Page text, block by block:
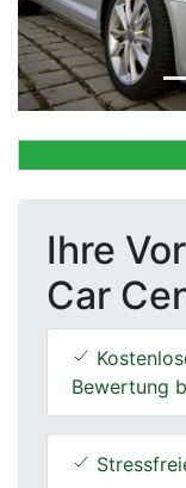
Ihre
Car
Bewertung